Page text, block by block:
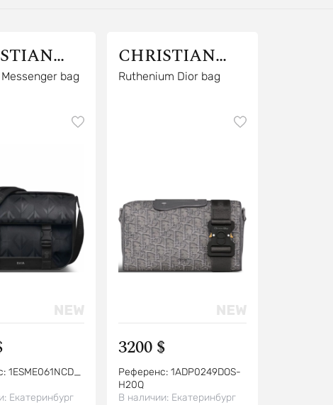
bag
1ESME061NCD_
Екатеринбург
CHRISTIAN
DIOR
Ruthenium Dior bag
3200 $
Референс: 1ADP0249DOS-
H20Q
В наличии: Екатеринбург